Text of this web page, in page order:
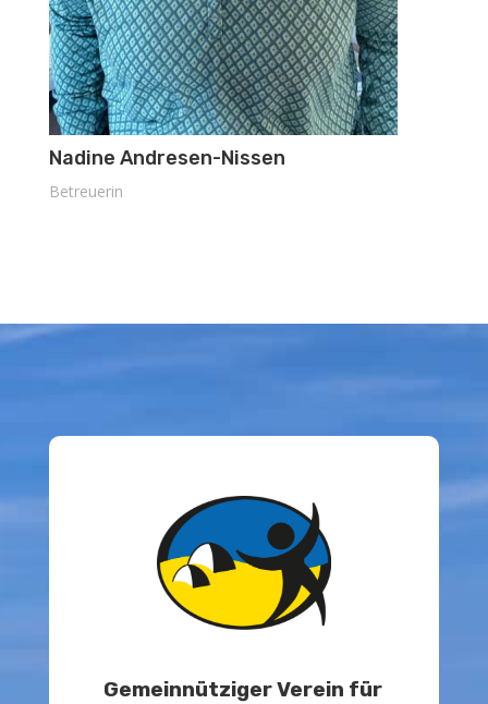
Nadine Andresen-Nissen
Betreuerin
Gemeinnütziger Verein für